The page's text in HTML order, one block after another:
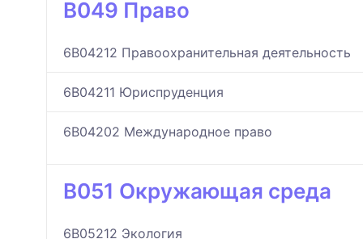
B049 Право
6B04212 Правоохранительная деятельность
6B04211 Юриспруденция
6B04202 Международное право
B051 Окружающая среда
6B05212 Экология